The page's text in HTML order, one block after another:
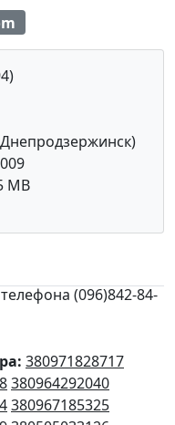
MB
(096)842-84-
380971828717
380964292040
380967185325